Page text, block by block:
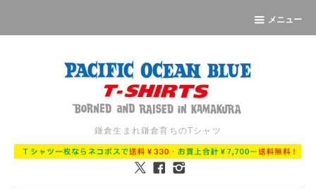
メニュー
鎌倉生まれ鎌倉育ちのTシャツ